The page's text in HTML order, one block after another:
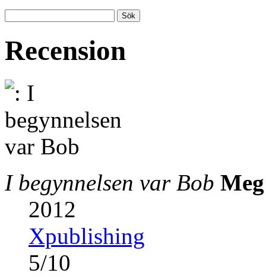
Recension
I begynnelsen var Bob
2012
Xpublishing
5/10